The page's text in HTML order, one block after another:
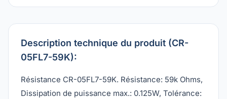
Description technique du produit (CR-
05FL7-59K):
Résistance CR-05FL7-59K. Résistance: 59k Ohms,
Dissipation de puissance max.: 0.125W, Tolérance: